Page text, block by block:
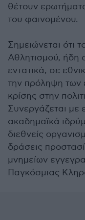
θέτουν
του φαινομένου.
Σημειώνεται ότι
Αθλητισμού, ήδη
εντατικά, σε
την πρόληψη των
κρίσης στην
Συνεργάζεται με
ακαδημαϊκά
διεθνείς
δράσεις
μνημείων
Παγκόσμιας